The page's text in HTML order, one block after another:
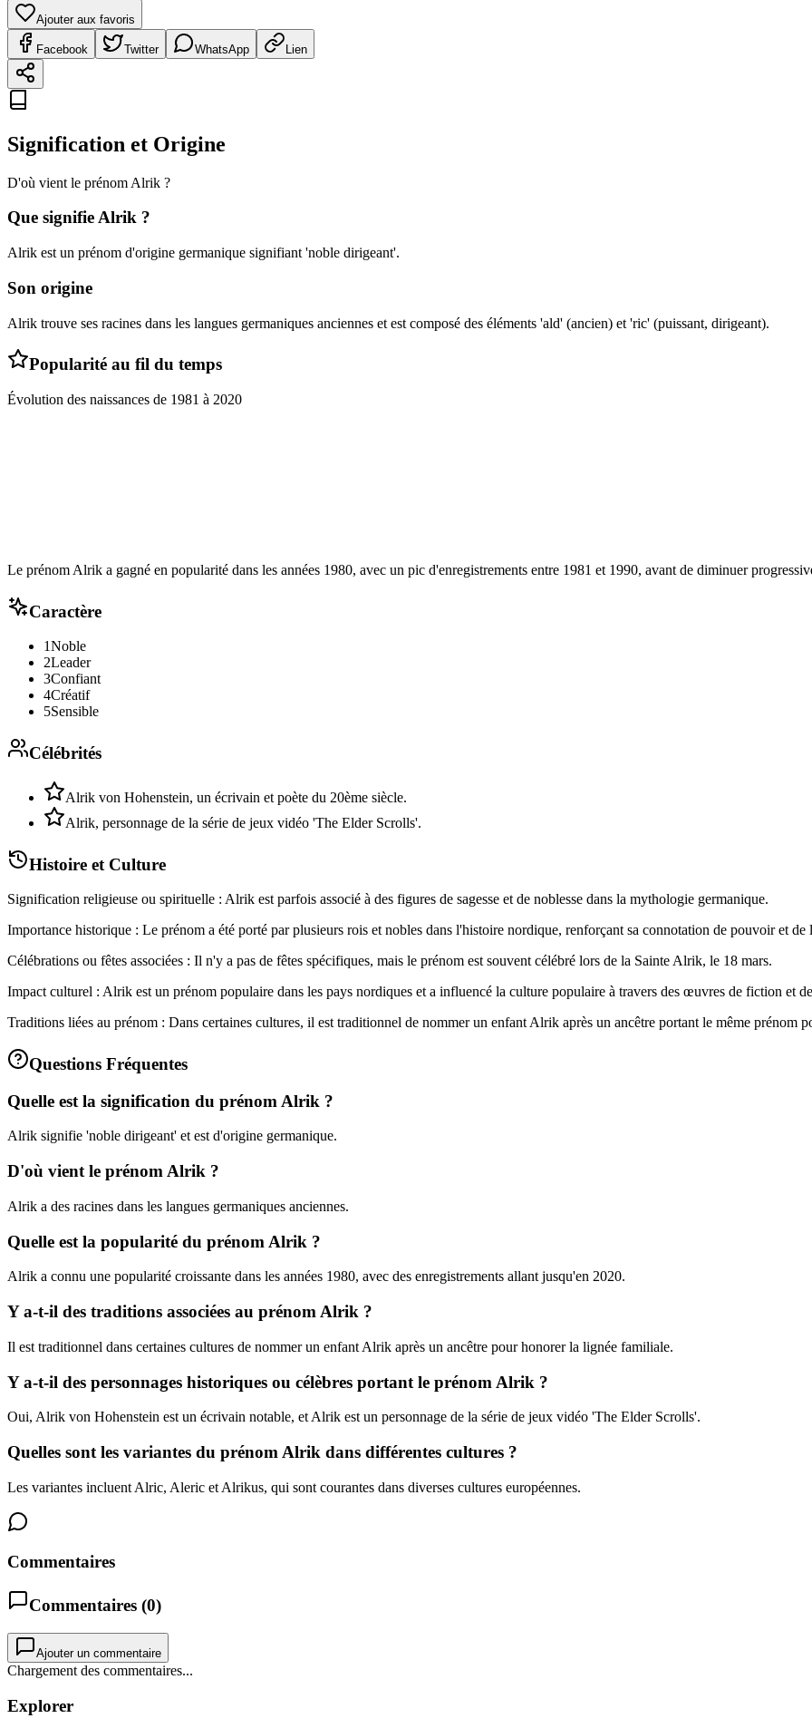
Ajouter aux favoris
Facebook Twitter WhatsApp Lien
Signification et Origine
D'où vient le prénom Alrik ?
Que signifieAlrik ?
Alrik est un prénom d'origine germanique signifiant 'noble dirigeant'.
Son origine
Alrik trouve ses racines dans les langues germaniques anciennes et est composé des éléments 'ald' (ancien) et 'ric' (puissant, dirigeant).
Popularité au fil du temps
Évolution des naissances de 1981 à 2020
Le prénom Alrik a gagné en popularité dans les années 1980, avec un pic d'enregistrements entre 1981 et 1990, avant de diminuer
Caractère
1Noble
2Leader
3Confiant
4Créatif
5Sensible
Célébrités
Alrik von Hohenstein, un écrivain et poète du 20ème siècle.
Alrik, personnage de la série de jeux vidéo 'The Elder Scrolls'.
Histoire et Culture
Signification religieuse ou spirituelle : Alrik est parfois associé à des figures de sagesse et de noblesse dans la mythologie germanique.
Importance historique : Le prénom a été porté par plusieurs rois et nobles dans l'histoire nordique, renforçant sa connotation de pouvoir et de
Célébrations ou fêtes associées : Il n'y a pas de fêtes spécifiques, mais le prénom est souvent célébré lors de la Sainte Alrik, le 18 mars.
Impact culturel : Alrik est un prénom populaire dans les pays nordiques et a influencé la culture populaire à travers des œuvres de fiction et
Traditions liées au prénom : Dans certaines cultures, il est traditionnel de nommer un enfant Alrik après un ancêtre portant le même prénom
Questions Fréquentes
Quelle est la signification du prénom Alrik ?
Alrik signifie 'noble dirigeant' et est d'origine germanique.
D'où vient le prénom Alrik ?
Alrik a des racines dans les langues germaniques anciennes.
Quelle est la popularité du prénom Alrik ?
Alrik a connu une popularité croissante dans les années 1980, avec des enregistrements allant jusqu'en 2020.
Y a-t-il des traditions associées au prénom Alrik ?
Il est traditionnel dans certaines cultures de nommer un enfant Alrik après un ancêtre pour honorer la lignée familiale.
Y a-t-il des personnages historiques ou célèbres portant le prénom Alrik ?
Oui, Alrik von Hohenstein est un écrivain notable, et Alrik est un personnage de la série de jeux vidéo 'The Elder Scrolls'.
Quelles sont les variantes du prénom Alrik dans différentes cultures ?
Les variantes incluent Alric, Aleric et Alrikus, qui sont courantes dans diverses cultures européennes.
Commentaires
Commentaires (0)
Ajouter un commentaire
Chargement des commentaires...
Explorer